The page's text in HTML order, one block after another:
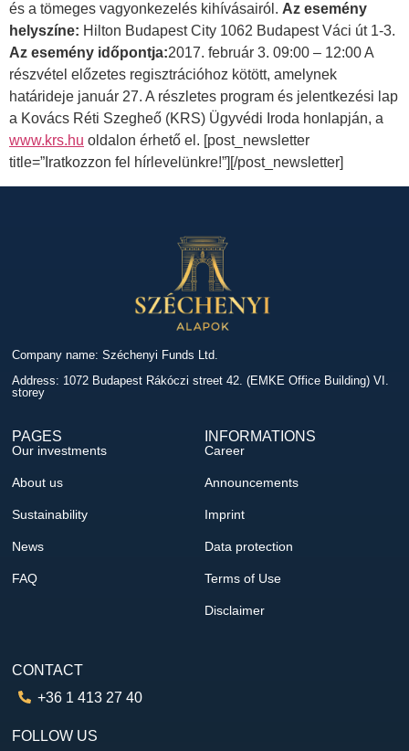
és a tömeges vagyonkezelés kihívásairól. Az esemény
helyszíne: Hilton Budapest City 1062 Budapest Váci út 1-3.
Az esemény időpontja:2017. február 3. 09:00 – 12:00 A
részvétel előzetes regisztrációhoz kötött, amelynek
határideje január 27. A részletes program és jelentkezési lap
a Kovács Réti Szegheő (KRS) Ügyvédi Iroda honlapján, a
www.krs.hu oldalon érhető el. [post_newsletter
title=”Iratkozzon fel hírlevelünkre!”][/post_newsletter]
Company name: Széchenyi Funds Ltd.
Address: 1072 Budapest Rákóczi street 42. (EMKE Office Building) VI.
storey
PAGES
Our investments
About us
Sustainability
News
FAQ
INFORMATIONS
Career
Announcements
Imprint
Data protection
Terms of Use
Disclaimer
CONTACT
+36 1 413 27 40
FOLLOW US